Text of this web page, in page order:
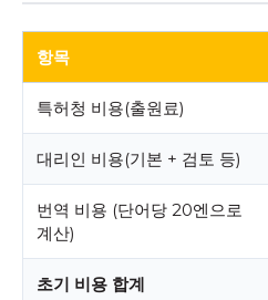
항목
특허청 비용(출원료)
대리인 비용(기본 + 검토 등)
번역 비용 (단어당 20엔으로
계산)
초기 비용 합계